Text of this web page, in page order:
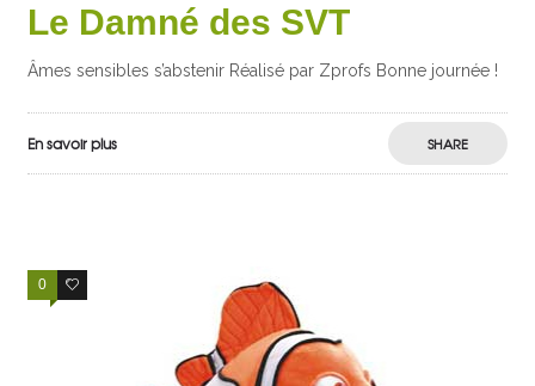
Le Damné des SVT
Âmes sensibles s’abstenir Réalisé par Zprofs Bonne journée !
En savoir plus SHARE
0 0